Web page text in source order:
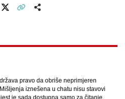
pravo da obriše neprimjeren
iznešena u chatu nisu stavovi
je sada dostupna samo za čitanje.